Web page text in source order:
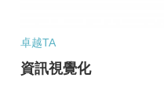
卓越TA
資訊視覺化